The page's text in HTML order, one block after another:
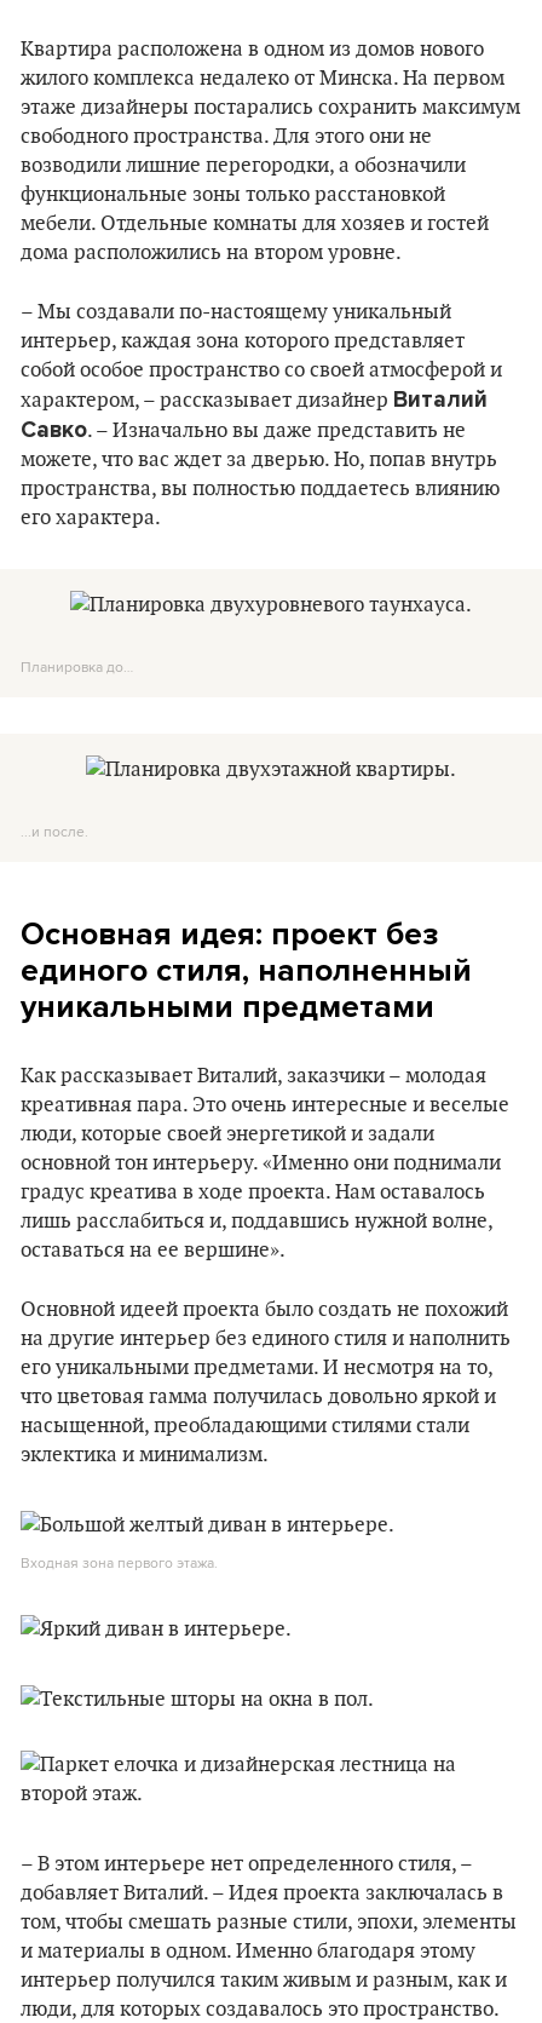
Квартира расположена в одном из домов нового
жилого комплекса недалеко от Минска. На первом
этаже дизайнеры постарались сохранить максимум
свободного пространства. Для этого они не
возводили лишние перегородки, а обозначили
функциональные зоны только расстановкой
мебели. Отдельные комнаты для хозяев и гостей
дома расположились на втором уровне.
– Мы создавали по-настоящему уникальный
интерьер, каждая зона которого представляет
собой особое пространство со своей атмосферой и
характером, – рассказывает дизайнер Виталий
Савко. – Изначально вы даже представить не
можете, что вас ждет за дверью. Но, попав внутрь
пространства, вы полностью поддаетесь влиянию
его характера.
Планировка до…
...и после.
Основная идея: проект без
единого стиля, наполненный
уникальными предметами
Как рассказывает Виталий, заказчики – молодая
креативная пара. Это очень интересные и веселые
люди, которые своей энергетикой и задали
основной тон интерьеру. «Именно они поднимали
градус креатива в ходе проекта. Нам оставалось
лишь расслабиться и, поддавшись нужной волне,
оставаться на ее вершине».
Основной идеей проекта было создать не похожий
на другие интерьер без единого стиля и наполнить
его уникальными предметами. И несмотря на то,
что цветовая гамма получилась довольно яркой и
насыщенной, преобладающими стилями стали
эклектика и минимализм.
Входная зона первого этажа.
– В этом интерьере нет определенного стиля, –
добавляет Виталий. – Идея проекта заключалась в
том, чтобы смешать разные стили, эпохи, элементы
и материалы в одном. Именно благодаря этому
интерьер получился таким живым и разным, как и
люди, для которых создавалось это пространство.